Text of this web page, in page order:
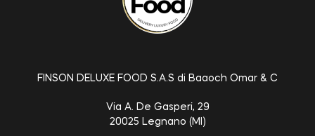
FINSON DELUXE FOOD S.A.S di Baaoch Omar & C
Via A. De Gasperi, 29
20025 Legnano (MI)